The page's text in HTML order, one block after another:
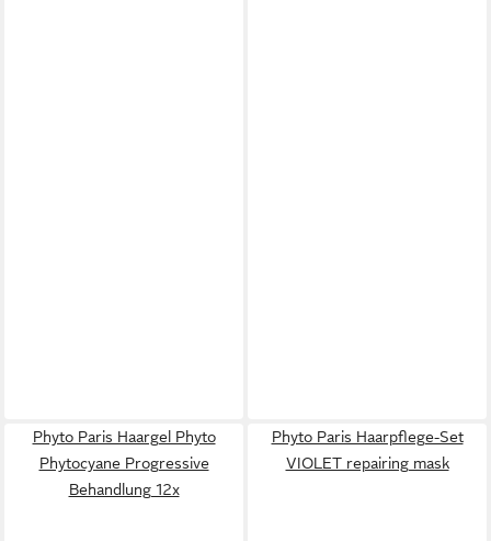
Phyto Paris Haargel Phyto
Phytocyane Progressive
Behandlung 12x
Phyto Paris Haarpflege-Set
VIOLET repairing mask